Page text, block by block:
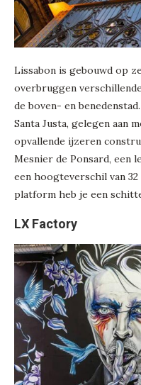
Lissabon is gebouwd op
overbruggen
de boven- en
Santa Justa, gelegen aan
opvallende ijzeren
Mesnier de Ponsard, een
een hoogteverschil van
platform heb je een
LX Factory